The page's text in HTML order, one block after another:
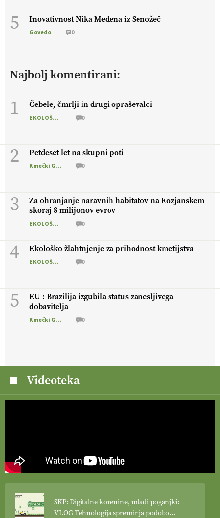
5 Inovativnost Nika Medena iz Senožeč
Govedo 0
Najbolj komentirani:
1 Čebele, čmrlji in drugi opraševalci
EKOLOŠKO LOGIČNO 0
2 Petdeset let na skupni poti
Kmečki Glas 0
3
Za ohranjanje naravnih habitatov na Kozjanskem
skoraj 8 milijonov evrov
EKOLOŠKO LOGIČNO 0
4 Ekološko žlahtnjenje za prihodnost kmetijstva
EKOLOŠKO LOGIČNO 0
5
EU : Brazilija izgubila status zanesljivega
dobavitelja
Kmečki Glas 0
Videoteka
SKP: Digitalne korenine, mladi poganjki:
VLOG Tehnologija spreminja podobo